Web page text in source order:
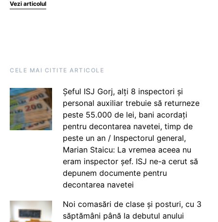
Vezi articolul
CELE MAI CITITE ARTICOLE
Șeful ISJ Gorj, alți 8 inspectori și
personal auxiliar trebuie să returneze
peste 55.000 de lei, bani acordați
pentru decontarea navetei, timp de
peste un an / Inspectorul general,
Marian Staicu: La vremea aceea nu
eram inspector șef. ISJ ne-a cerut să
depunem documente pentru
decontarea navetei
Noi comasări de clase și posturi, cu 3
săptămâni până la debutul anului